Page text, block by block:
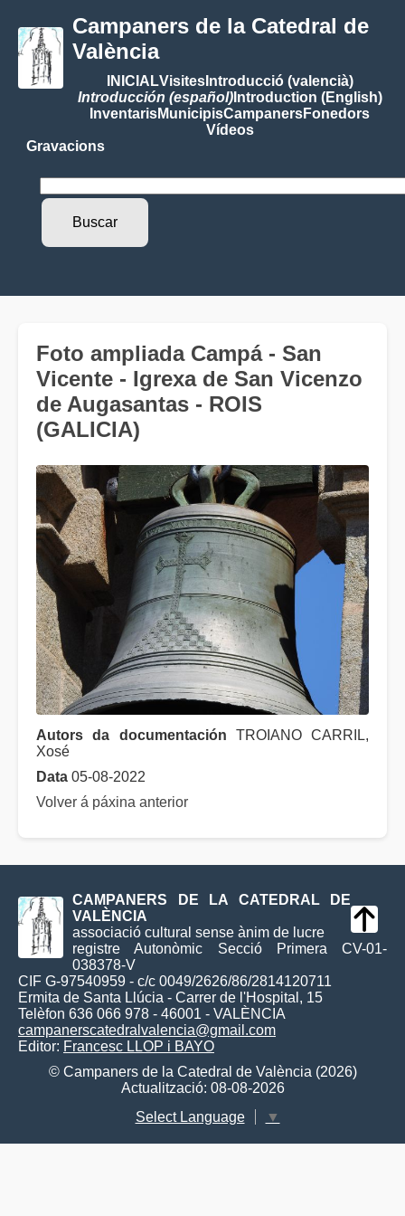
Campaners de la Catedral de
València
INICIALVisitesIntroducció (valencià)
Introducción (español)Introduction (English)
InventarisMunicipisCampanersFonedors
Vídeos
Gravacions
Foto ampliada Campá - San
Vicente - Igrexa de San Vicenzo
de Augasantas - ROIS
(GALICIA)
Autors da documentación TROIANO CARRIL,
Xosé
Data 05-08-2022
Volver á páxina anterior
CAMPANERS DE LA CATEDRAL DE
VALÈNCIA
associació cultural sense ànim de lucre
registre Autonòmic Secció Primera CV-01-
038378-V
CIF G-97540959 - c/c 0049/2626/86/2814120711
Ermita de Santa Llúcia - Carrer de l'Hospital, 15
Telèfon 636 066 978 - 46001 - VALÈNCIA
campanerscatedralvalencia@gmail.com
Editor: Francesc LLOP i BAYO
© Campaners de la Catedral de València (2026)
Actualització: 08-08-2026
Select Language
▼